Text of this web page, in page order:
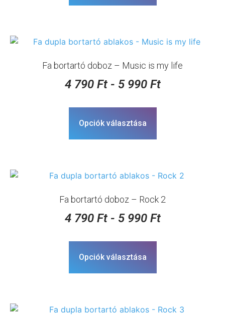
Fa bortartó doboz – Music is my life
4 790 Ft- 5 990 Ft
Opciók választása
Fa bortartó doboz – Rock 2
4 790 Ft- 5 990 Ft
Opciók választása